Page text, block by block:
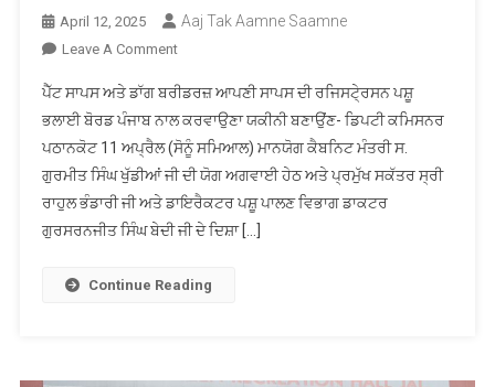
April 12, 2025 Aaj Tak Aamne Saamne
Leave A CommentOn
ਸਾਪਸ
ਅਤੇ
ਡਾੱਗ
ਬਰੀਡਰਜ਼
ਆਪਣੀ
ਸਾਪਸ
ਰਜਿਸਟੇ੍ਰਸਨ
ਪੰਜਾਬ
ਪੈੱਟ ਸਾਪਸ ਅਤੇ ਡਾੱਗ ਬਰੀਡਰਜ਼ ਆਪਣੀ ਸਾਪਸ ਦੀ ਰਜਿਸਟੇ੍ਰਸਨ ਪਸ਼ੂ
ਭਲਾਈ ਬੋਰਡ ਪੰਜਾਬ ਨਾਲ ਕਰਵਾਉਣਾ ਯਕੀਨੀ ਬਣਾਉਂਣ- ਡਿਪਟੀ ਕਮਿਸਨਰ
ਪਠਾਨਕੋਟ 11 ਅਪ੍ਰੈਲ (ਸੋਨੂੰ ਸਮਿਆਲ) ਮਾਨਯੋਗ ਕੈਬਨਿਟ ਮੰਤਰੀ ਸ.
ਗੁਰਮੀਤ ਸਿੰਘ ਖੁੱਡੀਆਂ ਜੀ ਦੀ ਯੋਗ ਅਗਵਾਈ ਹੇਠ ਅਤੇ ਪ੍ਰਮੁੱਖ ਸਕੱਤਰ ਸ੍ਰੀ
ਰਾਹੁਲ ਭੰਡਾਰੀ ਜੀ ਅਤੇ ਡਾਇਰੈਕਟਰ ਪਸ਼ੂ ਪਾਲਣ ਵਿਭਾਗ ਡਾਕਟਰ
ਗੁਰਸਰਨਜੀਤ ਸਿੰਘ ਬੇਦੀ ਜੀ ਦੇ ਦਿਸ਼ਾ […]
Continue Reading